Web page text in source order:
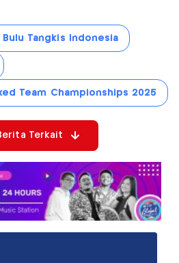
Bulu Tangkis Indonesia
Team Championships 2025
Terkait